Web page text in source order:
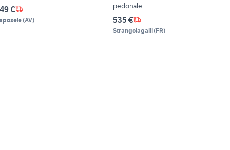
€
(AV)
pedonale
535 €
Strangolagalli(FR)